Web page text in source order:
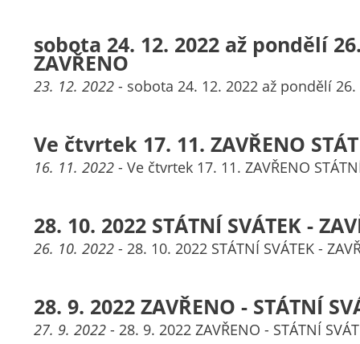
sobota 24. 12. 2022 až pondělí
ZAVŘENO
23. 12. 2022 - sobota 24. 12. 2022 až pondělí 26.
Ve čtvrtek 17. 11. ZAVŘENO
16. 11. 2022 - Ve čtvrtek 17. 11. ZAVŘENO
28. 10. 2022 STÁTNÍ SVÁTEK -
26. 10. 2022 - 28. 10. 2022 STÁTNÍ SVÁTEK -
28. 9. 2022 ZAVŘENO - STÁTNÍ
27. 9. 2022 - 28. 9. 2022 ZAVŘENO - STÁTNÍ